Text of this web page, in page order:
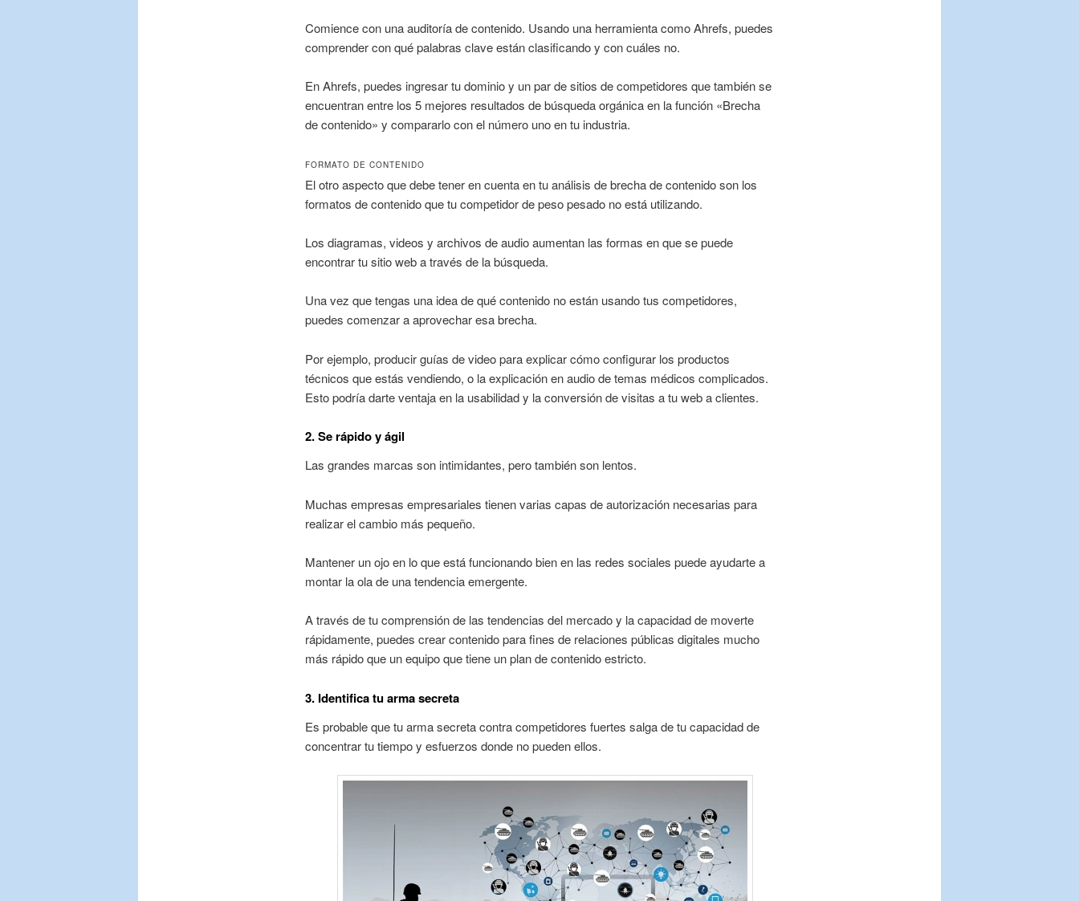
Comience con una auditoría de contenido. Usando una herramienta como Ahrefs, puedes
comprender con qué palabras clave están clasificando y con cuáles no.
En Ahrefs, puedes ingresar tu dominio y un par de sitios de competidores que también se
encuentran entre los 5 mejores resultados de búsqueda orgánica en la función «Brecha
de contenido» y compararlo con el número uno en tu industria.
FORMATO DE CONTENIDO
El otro aspecto que debe tener en cuenta en tu análisis de brecha de contenido son los
formatos de contenido que tu competidor de peso pesado no está utilizando.
Los diagramas, videos y archivos de audio aumentan las formas en que se puede
encontrar tu sitio web a través de la búsqueda.
Una vez que tengas una idea de qué contenido no están usando tus competidores,
puedes comenzar a aprovechar esa brecha.
Por ejemplo, producir guías de video para explicar cómo configurar los productos
técnicos que estás vendiendo, o la explicación en audio de temas médicos complicados.
Esto podría darte ventaja en la usabilidad y la conversión de visitas a tu web a clientes.
2. Se rápido y ágil
Las grandes marcas son intimidantes, pero también son lentos.
Muchas empresas empresariales tienen varias capas de autorización necesarias para
realizar el cambio más pequeño.
Mantener un ojo en lo que está funcionando bien en las redes sociales puede ayudarte a
montar la ola de una tendencia emergente.
A través de tu comprensión de las tendencias del mercado y la capacidad de moverte
rápidamente, puedes crear contenido para fines de relaciones públicas digitales mucho
más rápido que un equipo que tiene un plan de contenido estricto.
3. Identifica tu arma secreta
Es probable que tu arma secreta contra competidores fuertes salga de tu capacidad de
concentrar tu tiempo y esfuerzos donde no pueden ellos.